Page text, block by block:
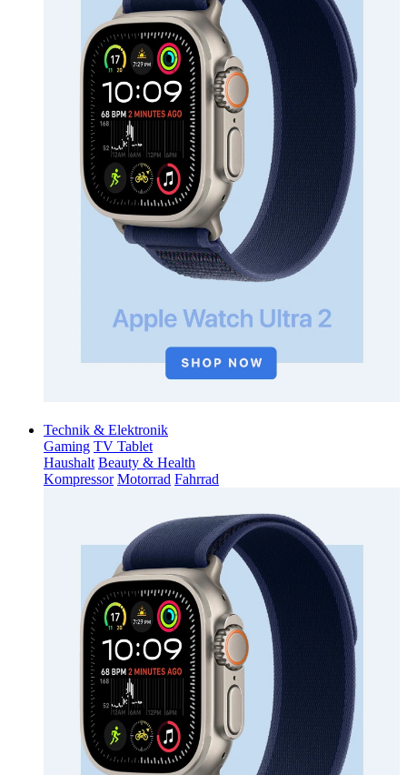
Technik & Elektronik
Gaming TV Tablet
Haushalt Beauty & Health
Kompressor Motorrad Fahrrad